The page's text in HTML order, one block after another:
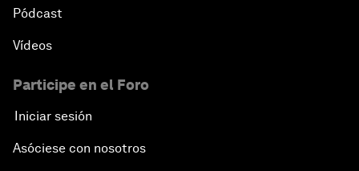
Pódcast
Vídeos
Participe en el Foro
Iniciar sesión
Asóciese con nosotros